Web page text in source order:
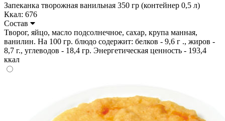
Запеканка творожная ванильная 350 гр (контейнер 0,5 л)
Ккал: 676
Состав
Творог, яйцо, масло подсолнечное, сахар, крупа манная,
ванилин. На 100 гр. блюдо содержит: белков - 9,6 г ., жиров -
8,7 г., углеводов - 18,4 гр. Энергетическая ценность - 193,4
ккал